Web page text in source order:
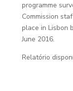
programme
Commission
place in Lisbon
June 2016.
Relatório